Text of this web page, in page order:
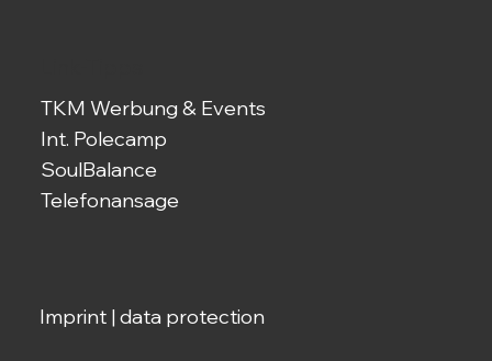
Imprint | data protection
TKM Werbung & Events
Int. Polecamp
SoulBalance
Telefonansage